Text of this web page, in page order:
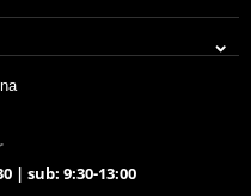
| sub: 9:30-13:00